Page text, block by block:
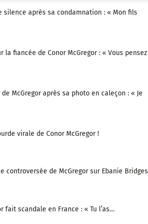
silence après sa condamnation : « Mon fils
la fiancée de Conor McGregor : « Vous pensez
McGregor après sa photo en caleçon : « Je
virale de Conor McGregor !
controversée de McGregor sur Ebanie Bridges
fait scandale en France : « Tu l’as…